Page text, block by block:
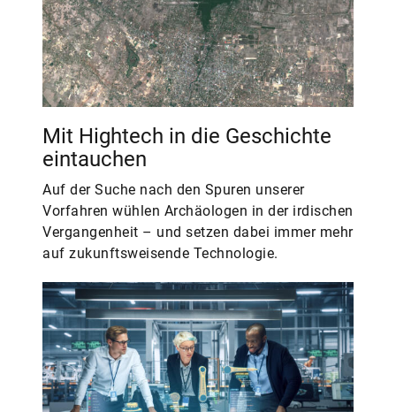
Mit Hightech in die Geschichte
eintauchen
Auf der Suche nach den Spuren unserer
Vorfahren wühlen Archäologen in der irdischen
Vergangenheit – und setzen dabei immer mehr
auf zukunftsweisende Technologie.